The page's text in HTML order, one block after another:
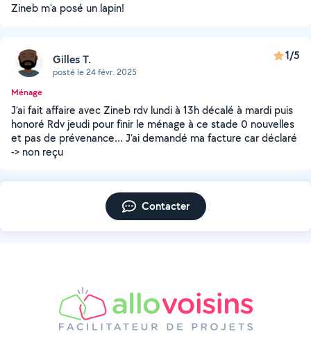
Zineb m'a posé un lapin!
Gilles T.
posté le 24 févr. 2025
1/5
Ménage
J’ai fait affaire avec Zineb rdv lundi à 13h décalé à mardi puis
honoré Rdv jeudi pour finir le ménage à ce stade 0 nouvelles
et pas de prévenance… J’ai demandé ma facture car déclaré
-> non reçu
Contacter